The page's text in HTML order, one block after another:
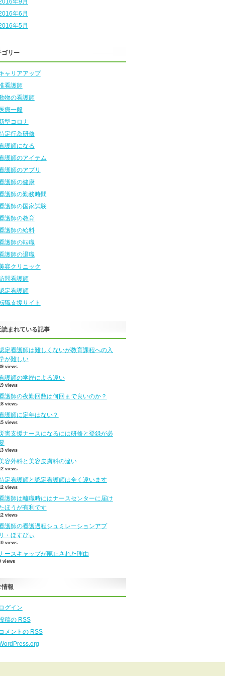
年9月
年6月
年5月
ゴリー
ャリアアップ
看護師
物の看護師
療一般
型コロナ
定行為研修
護師になる
護師のアイテム
護師のアプリ
護師の健康
護師の勤務時間
護師の国家試験
護師の教育
護師の給料
護師の転職
護師の退職
容クリニック
問看護師
定看護師
職支援サイト
読まれている記事
定看護師は難しくないが教育課程への入
が難しい
views
護師の学歴による違い
views
護師の夜勤回数は何回まで良いのか？
views
護師に定年はない？
views
害支援ナースになるには研修と登録が必
views
容外科と美容皮膚科の違い
views
定看護師と認定看護師は全く違います
views
護師は離職時にはナースセンターに届け
ほうが有利です
views
護師の看護過程シュミレーションアプ
・ほすぴぃ
views
ースキャップが廃止された理由
views
情報
グイン
稿の RSS
メントの RSS